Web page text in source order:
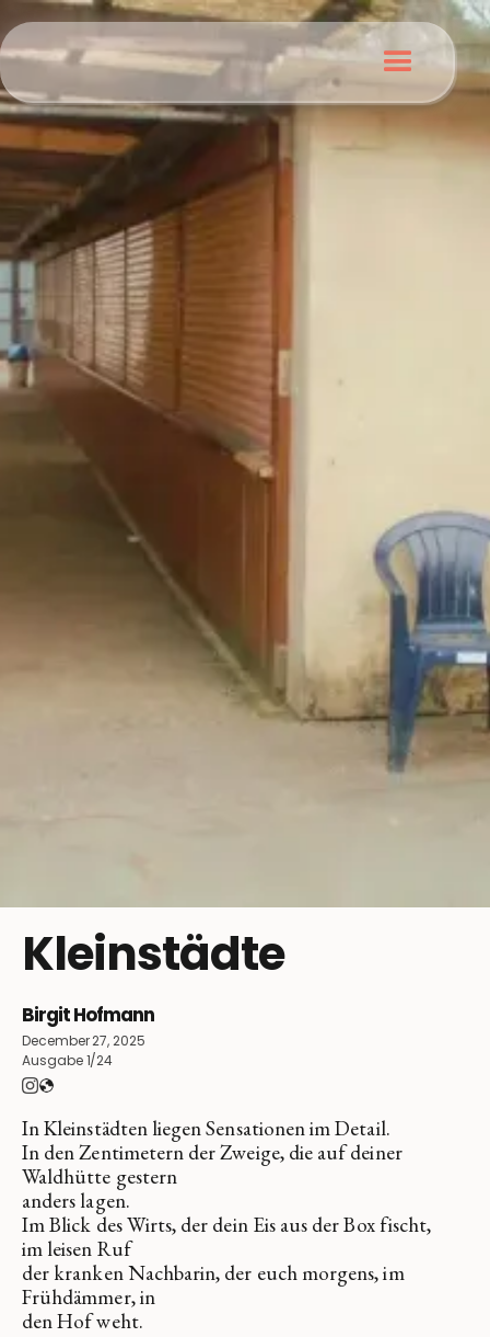
Kleinstädte
Birgit Hofmann
December 27, 2025
Ausgabe 1/24
In Kleinstädten liegen Sensationen im Detail.
In den Zentimetern der Zweige, die auf deiner
Waldhütte gestern
anders lagen.
Im Blick des Wirts, der dein Eis aus der Box fischt,
im leisen Ruf
der kranken Nachbarin, der euch morgens, im
Frühdämmer, in
den Hof weht.